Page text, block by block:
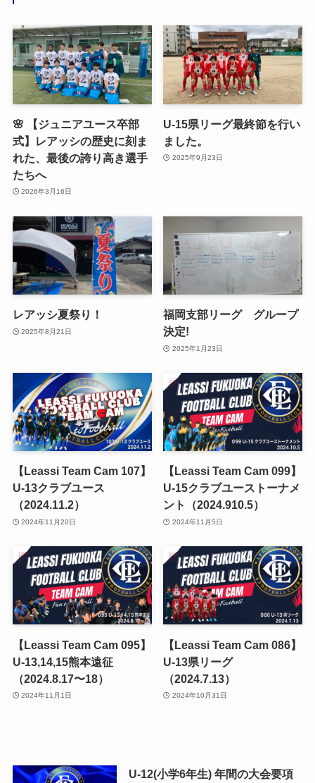
🌸 【ジュニアユース卒部
式】レアッシの歴史に刻ま
れた、最後の誇り高き選手
たちへ
2026年3月16日
U-15県リーグ最終節を行い
ました。
2025年9月23日
レアッシ夏祭り！
2025年8月21日
福岡支部リーグ グループ
決定!
2025年1月23日
【Leassi Team Cam 107】
U-13クラブユース
（2024.11.2）
2024年11月20日
【Leassi Team Cam 099】
U-15クラブユーストーナメ
ント（2024.910.5）
2024年11月5日
【Leassi Team Cam 095】
U-13,14,15熊本遠征
（2024.8.17〜18）
2024年11月1日
【Leassi Team Cam 086】
U-13県リーグ
（2024.7.13）
2024年10月31日
U-12(小学6年生) 年間の大会要項